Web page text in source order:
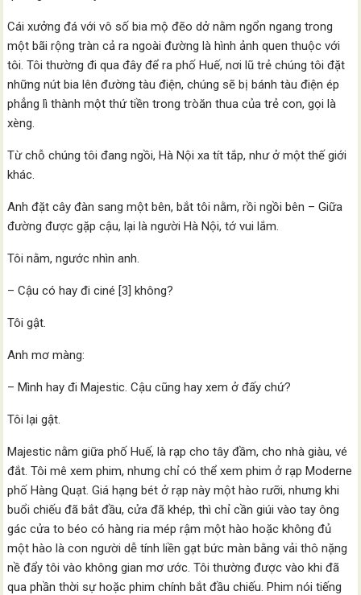
Cái xưởng đá với vô số bia mộ đẽo dở nằm ngổn ngang trong
một bãi rộng tràn cả ra ngoài đường là hình ảnh quen thuộc với
tôi. Tôi thường đi qua đây để ra phố Huế, nơi lũ trẻ chúng tôi đặt
những nút bia lên đường tàu điện, chúng sẽ bị bánh tàu điện ép
phẳng lì thành một thứ tiền trong tròăn thua của trẻ con, gọi là
xèng.
Từ chỗ chúng tôi đang ngồi, Hà Nội xa tít tắp, như ở một thế giới
khác.
Anh đặt cây đàn sang một bên, bắt tôi nằm, rồi ngồi bên – Giữa
đường được gặp cậu, lại là người Hà Nội, tớ vui lắm.
Tôi nằm, ngước nhìn anh.
– Cậu có hay đi ciné [3] không?
Tôi gật.
Anh mơ màng:
– Mình hay đi Majestic. Cậu cũng hay xem ở đấy chứ?
Tôi lại gật.
Majestic nằm giữa phố Huế, là rạp cho tây đầm, cho nhà giàu, vé
đắt. Tôi mê xem phim, nhưng chỉ có thể xem phim ở rạp Moderne
phố Hàng Quạt. Giá hạng bét ở rạp này một hào rưỡi, nhưng khi
buổi chiếu đã bắt đầu, cửa đã khép, thì chỉ cần giúi vào tay ông
gác cửa to béo có hàng ria mép rậm một hào hoặc không đủ
một hào là con người dễ tính liền gạt bức màn bằng vải thô nặng
nề đẩy tôi vào không gian mơ ước. Tôi thường được vào khi đã
qua phần thời sự hoặc phim chính bắt đầu chiếu. Phim nói tiếng